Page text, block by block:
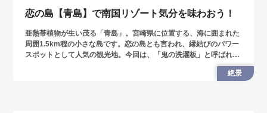
恋の島【青島】で南国リゾート気分を味わおう！
亜熱帯植物が生い茂る「青島」。宮崎県に位置する、海に囲まれた
周囲1.5km程の小さな島です。恋の島とも言われ、縁結びのパワー
スポットとして人気の観光地。今回は、「鬼の洗濯板」と呼ばれる
絶景